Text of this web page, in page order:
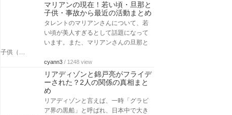
マリアンの現在！若い頃・旦那と
子供・事故から最近の活動まとめ
タレントのマリアンさんについて、若
い頃が美人すぎるとして話題になって
います。また、マリアンさんの旦那と
子供（…
cyann3 / 1248 view
リアディゾンと錦戸亮がフライデ
ーされた？2人の関係の真相まと
め
リアディゾンと言えば、一時「グラビ
ア界の黒船」と呼ばれ、日本中で大き